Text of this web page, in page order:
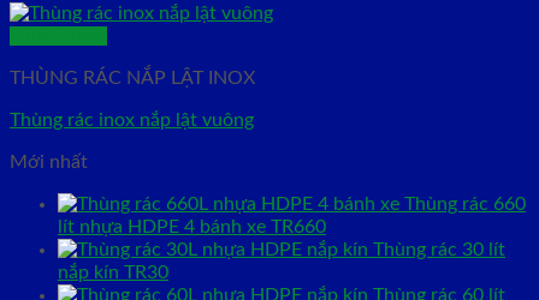
THÙNG RÁC NẮP LẬT INOX
Thùng rác inox nắp lật vuông
Mới nhất
Thùng rác 660
lít nhựa HDPE 4 bánh xe TR660
Thùng rác 30 lít
nắp kín TR30
Thùng rác 60 lít